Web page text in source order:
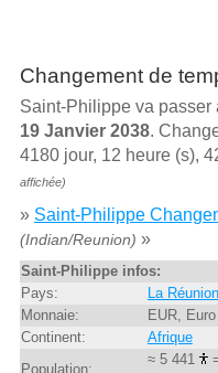
Changement de
Saint-Philippe va passer
19 Janvier 2038.
4180 jour, 12 heure (s),
affichée)
» Saint-Philippe
(Indian/Reunion) »
Saint-Philippe infos:
Pays:
La Réunion
Monnaie:
EUR, Euro
Continent:
Afrique
Population:
≈ 5 441